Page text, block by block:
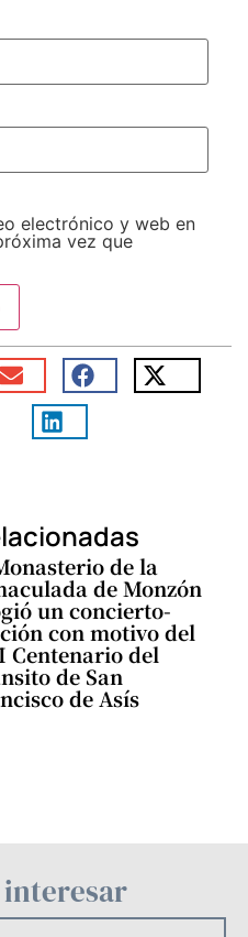
electrónico y web en
vez que
de la
de Monzón
un concierto-
con motivo del
Centenario del
de San
de Asís
interesar